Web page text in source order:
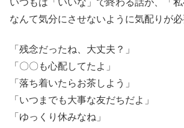
なんて気分にさせないように気配りが必
「残念だったね、大丈夫？」
「〇〇も心配してたよ」
「落ち着いたらお茶しよう」
「いつまでも大事な友だちだよ」
「ゆっくり休みなね」